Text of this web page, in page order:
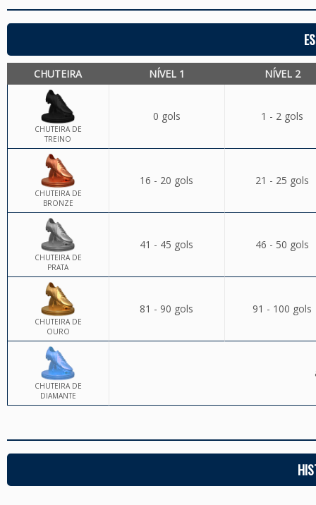
CHUTEIRA NÍVEL 1 NÍVEL 2
CHUTEIRA DE
TREINO
0 gols 1 - 2 gols
CHUTEIRA DE
BRONZE
16 - 20 gols 21 - 25 gols
CHUTEIRA DE
PRATA
41 - 45 gols 46 - 50 gols
CHUTEIRA DE
OURO
81 - 90 gols 91 - 100 gols
CHUTEIRA DE
DIAMANTE